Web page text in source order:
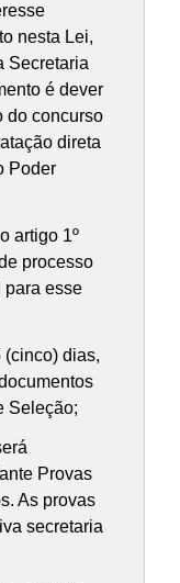
nesta Lei,
Secretaria
é dever
do concurso
direta
Poder
artigo 1º
processo
para esse
(cinco) dias,
Seleção;
Provas
As provas
secretaria